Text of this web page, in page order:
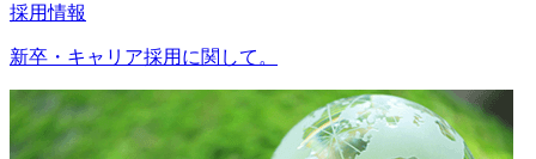
採用情報
新卒・キャリア採用に関して。